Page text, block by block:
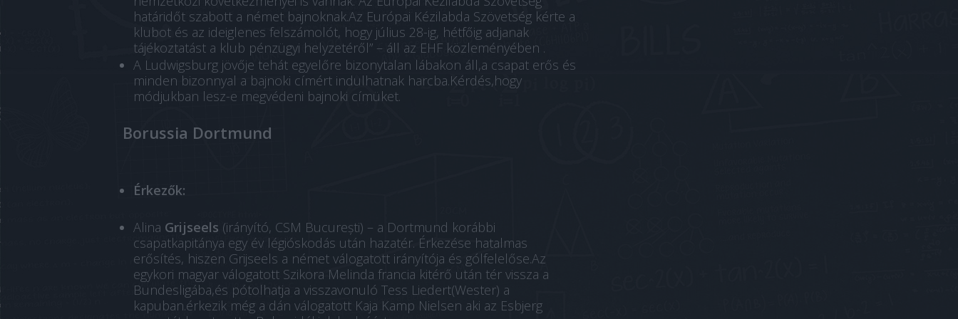
határidőt szabott a német bajnoknak.Az Európai Kézilabda Szövetség kérte a
klubot és az ideiglenes felszámolót, hogy július 28-ig, hétfőig adjanak
tájékoztatást a klub pénzügyi helyzetéről” – áll az EHF közleményében .
A Ludwigsburg jövője tehát egyelőre bizonytalan lábakon áll,a csapat erős és
minden bizonnyal a bajnoki címért indulhatnak harcba.Kérdés,hogy
módjukban lesz-e megvédeni bajnoki címüket.
Borussia Dortmund
Érkezők:
Alina Grijseels (irányító, CSM București) – a Dortmund korábbi
csapatkapitánya egy év légióskodás után hazatér. Érkezése hatalmas
erősítés, hiszen Grijseels a német válogatott irányítója és gólfelelőse.Az
egykori magyar válogatott Szikora Melinda francia kitérő után tér vissza a
Bundesligába,és pótolhatja a visszavonuló Tess Liedert(Wester) a
kapuban.érkezik még a dán válogatott Kaja Kamp Nielsen aki az Esbjerg